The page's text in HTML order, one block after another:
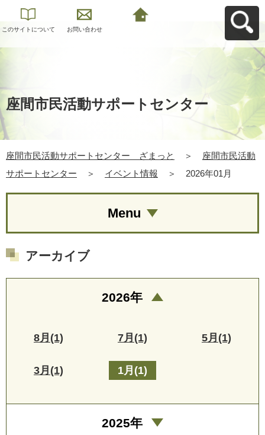
このサイトについて お問い合わせ
座間市民活動サポートセンター
座間市民活動サポートセンター ざまっと ＞
座間市民活動
サポートセンター
＞ イベント情報 ＞ 2026年01月
Menu
アーカイブ
2026年
8月(1) 7月(1) 5月(1)
3月(1) 1月(1)
2025年